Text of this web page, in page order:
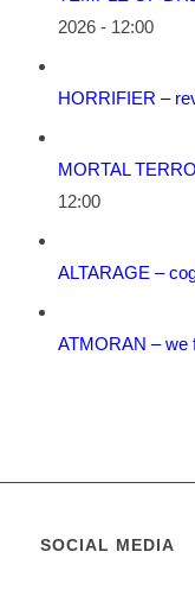
2026 - 12:00
HORRIFIER –
MORTAL
12:00
ALTARAGE –
ATMORAN – we
SOCIAL MEDIA